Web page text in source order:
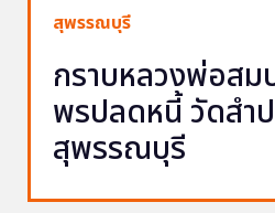
สุพรรณบุรี
กราบหลวงพ่อสม
พรปลดหนี้ วัดสำ
สุพรรณบุรี